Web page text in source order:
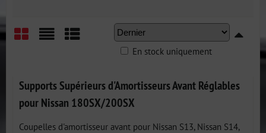
En stock uniquement
Supports Supérieurs d'Amortisseurs Avant Réglables
pour Nissan 180SX/200SX
Coupelles d'amortisseur avant pour Nissan S13, Nissan S14,